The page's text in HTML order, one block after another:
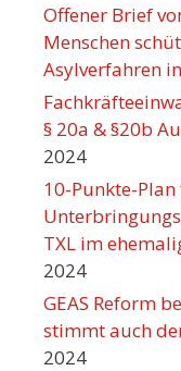
Offener Brief
Menschen
Asylverfahren
§ 20a & §20b
2024
10-Punkte-
TXL im
2024
GEAS Reform
stimmt auch
2024